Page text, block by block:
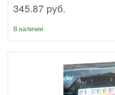
345.87 руб.
В наличии